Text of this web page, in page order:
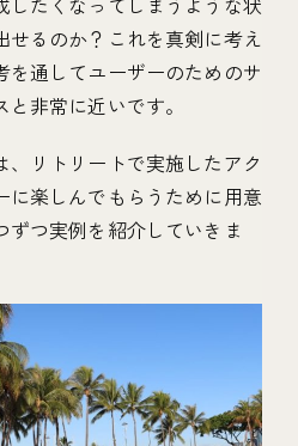
せるのか？これを真剣に考え
を通してユーザーのためのサ
非常に近いです。
リトリートで実施したアク
に楽しんでもらうために用意
ずつ実例を紹介していきま